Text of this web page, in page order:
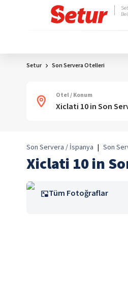
Setur Son Servera Otelleri
Otel / Konum
Son Servera / İspanya | Son
Xiclati 10 in
Tüm Fotoğraflar